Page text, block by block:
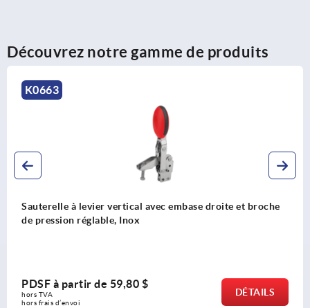
Découvrez notre gamme de produits
K0663
Sauterelle à levier vertical avec embase droite et broche
de pression réglable, Inox
PDSF à partir de 59,80 $
hors TVA
hors frais d’envoi
DÉTAILS